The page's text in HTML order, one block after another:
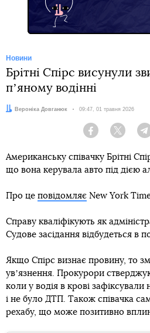
Новини
Брітні Спірс висунули
пʼяному водінні
Автор:Вероніка Довганюк Дата:
09:47, 01 травня 2026
Facebook Twitter
Американську співачку Брітні
що вона керувала авто під дією
Про це повідомляє New York
Справу кваліфікують як
Судове засідання відбудеться в
Якщо Спірс визнає провину, то
увʼязнення. Прокурори
коли у водія в крові
і не було ДТП. Також співачка
рехабу, що може позитивно